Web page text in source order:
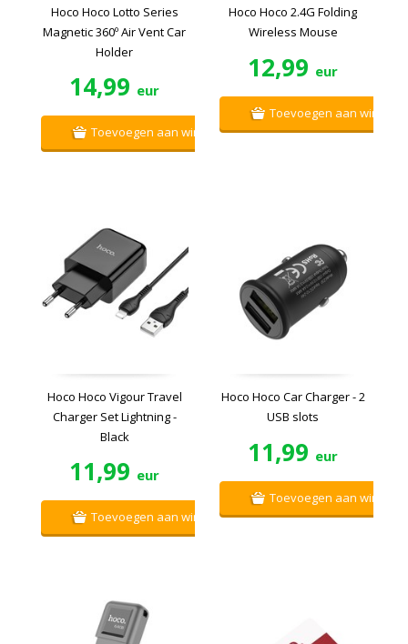
Hoco Hoco Lotto Series
Magnetic 360º Air Vent Car
Holder
14,99 eur
Toevoegen aan winkelwagen
Hoco Hoco 2.4G Folding
Wireless Mouse
12,99 eur
Toevoegen aan
Hoco Hoco Vigour Travel
Charger Set Lightning -
Black
11,99 eur
Toevoegen aan winkelwagen
Hoco Hoco Car Charger - 2
USB slots
11,99 eur
Toevoegen aan